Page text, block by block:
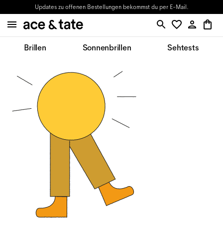
Updates zu offenen Bestellungen bekommst du per E-Mail.
Brillen Sonnenbrillen Sehtests